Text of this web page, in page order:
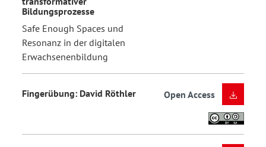
Bildungsprozesse
Safe Enough Spaces und
Resonanz in der digitalen
Erwachsenenbildung
Fingerübung: David Röthler Open Access